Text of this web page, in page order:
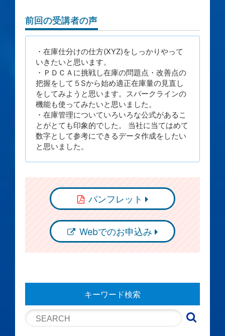
前回の受講者の声
・在庫仕分けの仕方(XYZ)をしっかりやって
いきたいと思います。
・ＰＤＣＡに挑戦し在庫の問題点・改善点の
把握をして５Sから始め適正在庫量の見直し
をしてみようと思います。スパークラインの
機能も使ってみたいと思いました。
・在庫管理についていろいろな公式があるこ
とがとても印象的でした。 当社に当てはめて
数字として参考にできるデータ作成をしたい
と思いました。
パンフレット
Webでのお申込み
キーワード検索